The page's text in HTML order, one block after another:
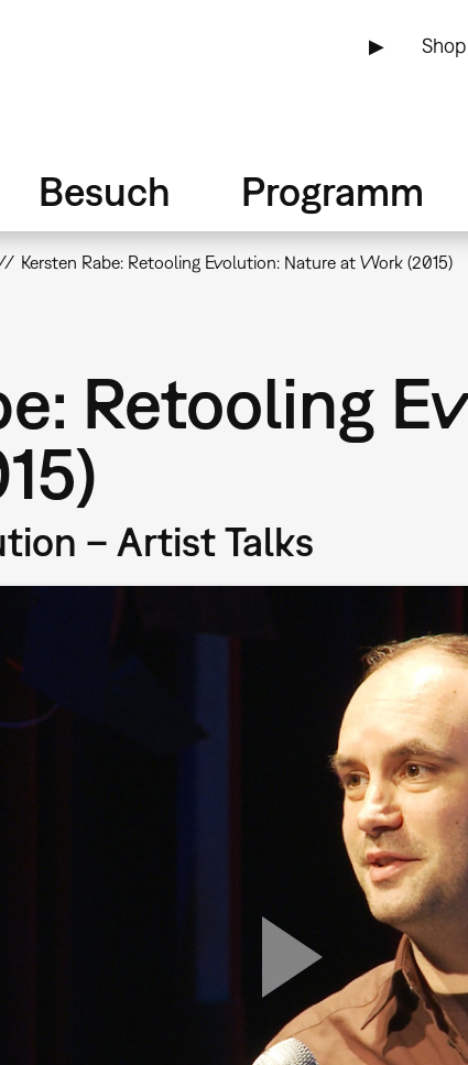
▶ Shop
Besuch Programm
Kersten Rabe: Retooling Evolution: Nature at Work (2015)
Retooling
– Artist Talks